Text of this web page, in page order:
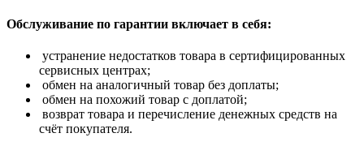
Обслуживание по гарантии включает в себя:
устранение недостатков товара в сертифицированных
сервисных центрах;
обмен на аналогичный товар без доплаты;
обмен на похожий товар с доплатой;
возврат товара и перечисление денежных средств на
счёт покупателя.